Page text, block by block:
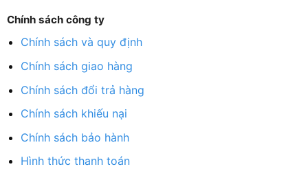
Chính sách công ty
Chính sách và quy định
Chính sách giao hàng
Chính sách đổi trả hàng
Chính sách khiếu nại
Chính sách bảo hành
Hình thức thanh toán